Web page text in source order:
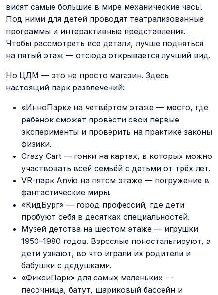
висят самые большие в мире механические часы.
Под ними для детей проводят театрализованные
программы и интерактивные представления.
Чтобы рассмотреть все детали, лучше подняться
на пятый этаж — отсюда открывается лучший вид.
Но ЦДМ — это не просто магазин. Здесь
настоящий парк развлечений:
«ИнноПарк» на четвёртом этаже — место, где
ребёнок сможет провести свои первые
эксперименты и проверить на практике законы
физики.
Crazy Cart — гонки на картах, в которых можно
участвовать всей семьёй с детьми от трёх лет.
VR-парк Anvio на пятом этаже — погружение в
фантастические миры.
«КидБург» — город профессий, где дети
пробуют себя в десятках специальностей.
Музей детства на шестом этаже — игрушки
1950–1980 годов. Взрослые поностальгируют, а
дети узнают, во что играли их родители и
бабушки с дедушками.
«ФиксиПарк» для самых маленьких —
песочница, батут, шариковый бассейн и